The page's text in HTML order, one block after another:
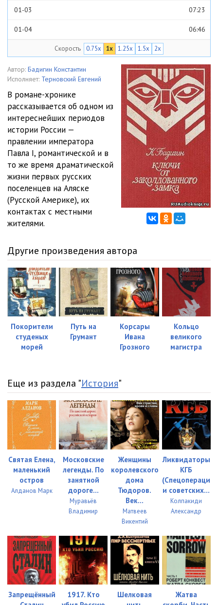
01-03 07:23
01-04 06:46
01-06 06:49
06:58
01-08 07:04
01-09 02:30
02-01 07:02
02-02 07:02
02-03 06:53
02-04 07:38
02-05
02-07 07:30
02-08 06:20
03-01 06:46
03-02
03-03 07:19
03-05
03-06 06:42
03-07 07:19
03-08 06:41
04-01 07:01
04-02 07:03
06:43
04-05 06:46
04-06 06:48
04-07 08:23
04-08 07:06
Скорость 0.75x 1x 1.25x 1.5x 2x
Автор: Бадигин Константин
Исполняет: Терновский Евгений
В романе-хронике
рассказывается об одном из
интереснейших периодов
истории России —
правлении императора
Павла I, романтической и в
то же время драматической
жизни первых русских
поселенцев на Аляске
(Русской Америке), их
контактах с местными
жителями.
Другие произведения автора
Покорители
студеных
морей
Путь на
Грумант
Корсары
Ивана
Грозного
Кольцо
великого
магистра
Еще из раздела "История"
Святая Елена,
маленький
остров
Алданов Марк
Московские
легенды. По
занятной
дороге...
Муравьёв
Владимир
Женщины
королевского
дома
Тюдоров.
Век...
Матвеев
Викентий
Ликвидаторы
КГБ
(Спецопераци
и советских...
Колпакиди
Александр
Запрещённый
1917. Кто
Шелковая
Жатва